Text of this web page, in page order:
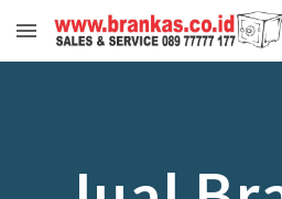
Skip to main content